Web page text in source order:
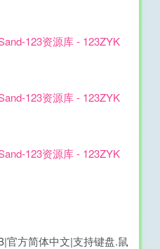
官方简体中文|支持键盘.鼠